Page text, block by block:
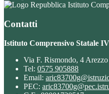
Istituto
Contatti
Istituto Comprensivo Statale
Via F. Rismondo, 4 Arezzo
Tel: 0575 905888
Email:
PEC: